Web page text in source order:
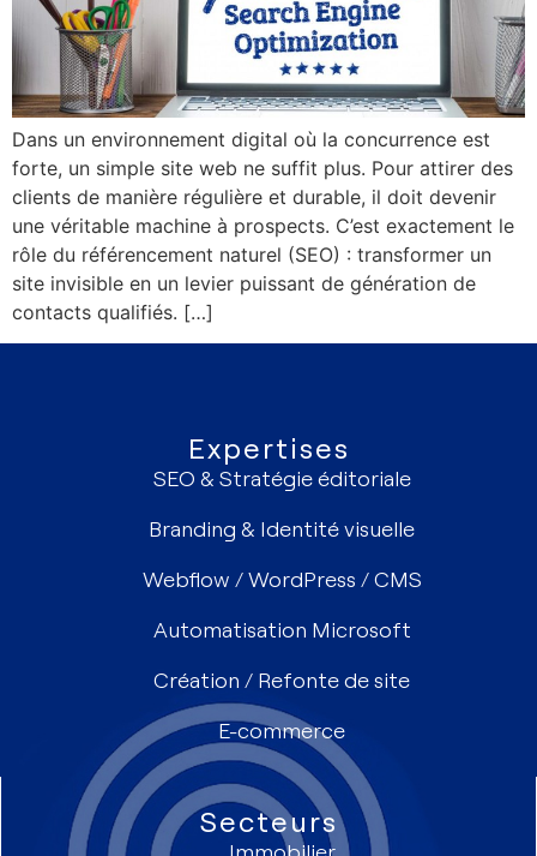
Dans un environnement digital où la concurrence est
forte, un simple site web ne suffit plus. Pour attirer des
clients de manière régulière et durable, il doit devenir
une véritable machine à prospects. C’est exactement le
rôle du référencement naturel (SEO) : transformer un
site invisible en un levier puissant de génération de
contacts qualifiés. […]
Expertises
SEO & Stratégie éditoriale
Branding & Identité visuelle
Webflow / WordPress / CMS
Automatisation Microsoft
Création / Refonte de site
E-commerce
Secteurs